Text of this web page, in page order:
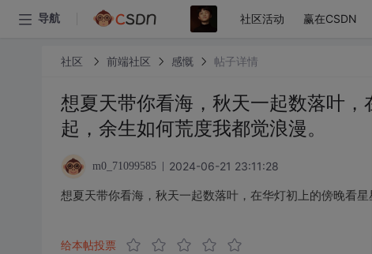
导航 社区活动 赢在CSDN
社区 前端社区 感慨 帖子详情
想夏天带你看海，秋天一起数落叶
起，余生如何荒度我都觉浪漫。
m0_71099585 2024-06-21 23:11:28
想夏天带你看海，秋天一起数落叶，在华灯初上的傍晚看
给本帖投票